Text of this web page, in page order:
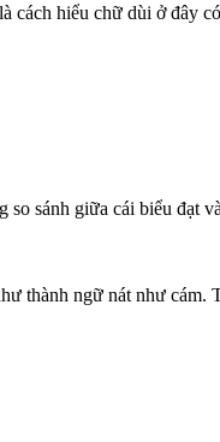
hiểu chữ dùi ở đây
sánh giữa cái biểu đạt
thành ngữ nát như